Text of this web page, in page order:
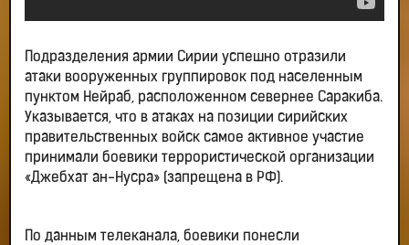
Подразделения армии Сирии успешно отразили
атаки вооруженных группировок под населенным
пунктом Нейраб, расположенном севернее Саракиба.
Указывается, что в атаках на позиции сирийских
правительственных войск самое активное участие
принимали боевики террористической организации
«Джебхат ан-Нусра» (запрещена в РФ).
По данным телеканала, боевики понесли